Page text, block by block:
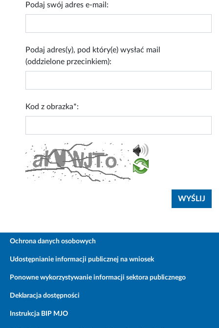
Podaj swój adres e-mail:
Podaj adres(y), pod który(e) wysłać mail
(oddzielone przecinkiem):
Kod z obrazka*:
Ochrona danych osobowych
Udostępnianie informacji publicznej na wniosek
Ponowne wykorzystywanie informacji sektora publicznego
Deklaracja dostępności
Instrukcja BIP MJO